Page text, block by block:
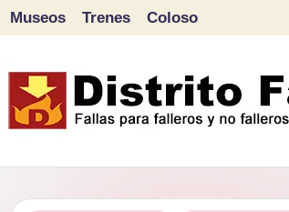
contenido
Museos Trenes Coloso